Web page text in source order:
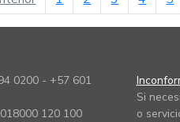
0200 - +57 601
018000 120 100
Si
o